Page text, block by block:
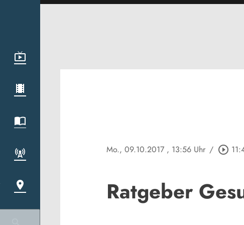
Mo., 09.10.2017 , 13:56 Uhr / play_circle_outline
Ratgeber